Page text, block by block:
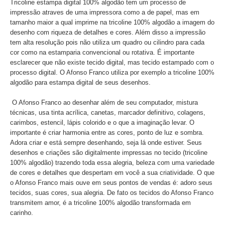
Tricoline estampa digital 100% algodão tem um processo de
impressão atraves de uma impressora como a de papel, mas em
tamanho maior a qual imprime na tricoline 100% algodão a imagem do
desenho com riqueza de detalhes e cores. Além disso a impressão
tem alta resolução pois não utiliza um quadro ou cilindro para cada
cor como na estamparia convencional ou rotativa. É importante
esclarecer que não existe tecido digital, mas tecido estampado com o
processo digital. O Afonso Franco utiliza por exemplo a tricoline 100%
algodão para estampa digital de seus desenhos.
O Afonso Franco ao desenhar além de seu computador, mistura
técnicas, usa tinta acrílica, canetas, marcador definitivo, colagens,
carimbos, estencil, lápis colorido e o que a imaginação levar. O
importante é criar harmonia entre as cores, ponto de luz e sombra.
Adora criar e está sempre desenhando, seja lá onde estiver. Seus
desenhos e criações são digitalmente impressas no tecido (tricoline
100% algodão) trazendo toda essa alegria, beleza com uma variedade
de cores e detalhes que despertam em você a sua criatividade. O que
o Afonso Franco mais ouve em seus pontos de vendas é: adoro seus
tecidos, suas cores, sua alegria. De fato os tecidos do Afonso Franco
transmitem amor, é a tricoline 100% algodão transformada em
carinho.